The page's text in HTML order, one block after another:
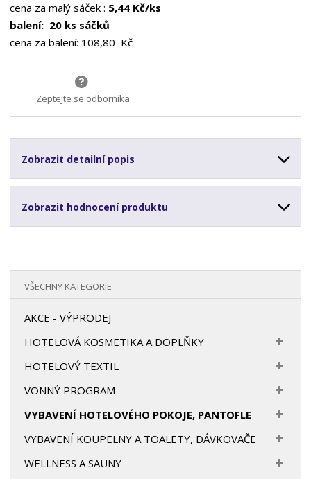
cena za malýsáček: 5,44 Kč/ks
balení: 20 ks sáčků
cena za balení: 108,80 Kč
Zeptejte se odborníka
Zobrazit detailní popis
Zobrazit hodnocení produktu
VŠECHNY KATEGORIE
AKCE - VÝPRODEJ
HOTELOVÁ KOSMETIKA A DOPLŇKY
HOTELOVÝ TEXTIL
VONNÝ PROGRAM
VYBAVENÍ HOTELOVÉHO POKOJE, PANTOFLE
VYBAVENÍ KOUPELNY A TOALETY, DÁVKOVAČE
WELLNESS A SAUNY